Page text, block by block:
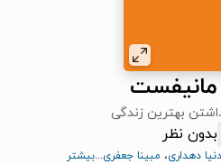
بهترین زندگی
بدون نظر
دنیا دهداری، مبینا جعفری...بیشتر